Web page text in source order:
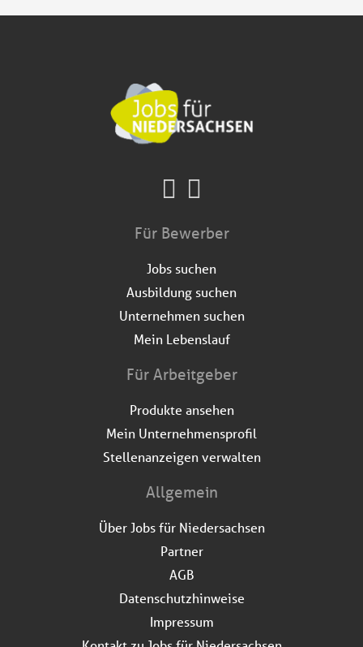
Für Bewerber
Jobs suchen
Ausbildung suchen
Unternehmen suchen
Mein Lebenslauf
Für Arbeitgeber
Produkte ansehen
Mein Unternehmensprofil
Stellenanzeigen verwalten
Allgemein
Über Jobs für Niedersachsen
Partner
AGB
Datenschutzhinweise
Impressum